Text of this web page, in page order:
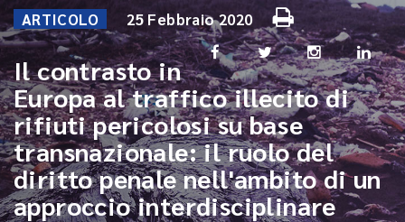
ARTICOLO 25 Febbraio 2020
Il contrasto in
Europa al traffico illecito di
rifiuti pericolosi su base
transnazionale: il ruolo del
diritto penale nell'ambito di un
approccio interdisciplinare